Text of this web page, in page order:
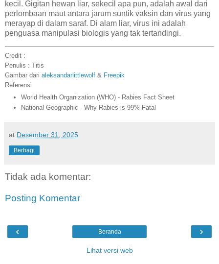
kecil. Gigitan hewan liar, sekecil apa pun, adalah awal dari
perlombaan maut antara jarum suntik vaksin dan virus yang
merayap di dalam saraf. Di alam liar, virus ini adalah
penguasa manipulasi biologis yang tak tertandingi.
Credit :
Penulis : Titis
Gambar dari aleksandarlittlewolf & Freepik
Referensi
World Health Organization (WHO) - Rabies Fact Sheet
National Geographic - Why Rabies is 99% Fatal
at Desember 31, 2025
Berbagi
Tidak ada komentar:
Posting Komentar
‹ ›
Beranda
Lihat versi web